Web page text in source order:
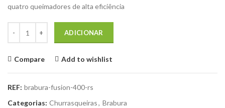
quatro queimadores de alta eficiência
ADICIONAR
Compare Add to wishlist
REF: brabura-fusion-400-rs
Categorias: Churrasqueiras, Brabura